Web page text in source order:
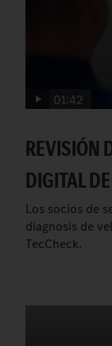
01:42
REVISIÓN
DIGITAL
Los socios de
diagnosis de
TecCheck.